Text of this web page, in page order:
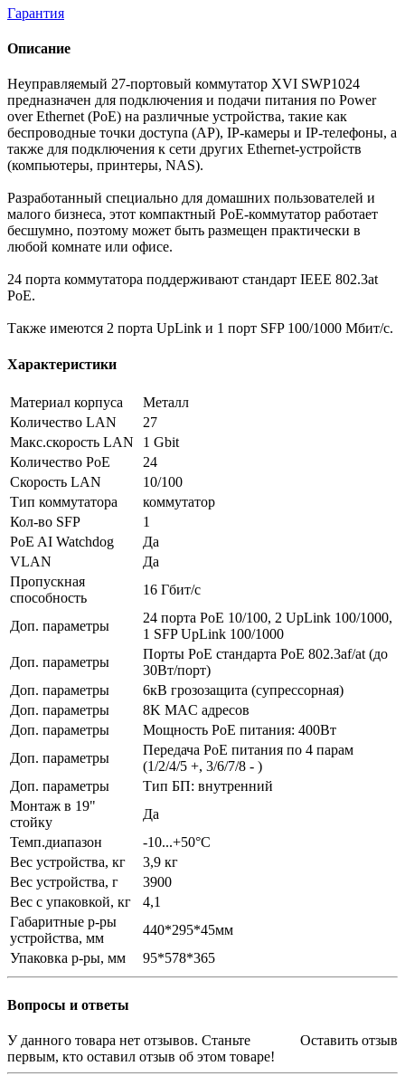
Гарантия
Описание
Неуправляемый 27-портовый коммутатор XVI SWP1024
предназначен для подключения и подачи питания по Power
over Ethernet (PoE) на различные устройства, такие как
беспроводные точки доступа (АР), IP-камеры и IP-телефоны, а
также для подключения к сети других Ethernet-устройств
(компьютеры, принтеры, NAS).
Разработанный специально для домашних пользователей и
малого бизнеса, этот компактный РоЕ-коммутатор работает
бесшумно, поэтому может быть размещен практически в
любой комнате или офисе.
24 порта коммутатора поддерживают стандарт IEEE 802.3at
РоЕ.
Также имеются 2 порта UpLink и 1 порт SFP 100/1000 Мбит/с.
Характеристики
Материал корпуса
Металл
Количество LAN
27
Макс.скорость LAN
1 Gbit
Количество PoE
24
Скорость LAN
10/100
Тип коммутатора
коммутатор
Кол-во SFP
1
PoE AI Watchdog
Да
VLAN
Да
Пропускная
способность
16 Гбит/с
Доп. параметры
24 порта PoE 10/100, 2 UpLink 100/1000,
1 SFP UpLink 100/1000
Доп. параметры
Порты PoE стандарта PoE 802.3af/at (до
30Вт/порт)
Доп. параметры
6кВ грозозащита (супрессорная)
Доп. параметры
8K MAC адресов
Доп. параметры
Мощность PoE питания: 400Вт
Доп. параметры
Передача PoE питания по 4 парам
(1/2/4/5 +, 3/6/7/8 - )
Доп. параметры
Тип БП: внутренний
Монтаж в 19"
стойку
Да
Темп.диапазон
-10...+50°С
Вес устройства, кг
3,9 кг
Вес устройства, г
3900
Вес с упаковкой, кг
4,1
Габаритные р-ры
устройства, мм
440*295*45мм
Упаковка р-ры, мм
95*578*365
Вопросы и ответы
Оставить отзыв
У данного товара нет отзывов. Станьте
первым, кто оставил отзыв об этом товаре!